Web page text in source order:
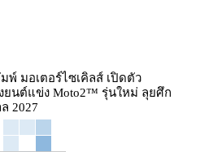
พ์ มอเตอร์ไซเคิลส์ เปิดตัว
ยนต์แข่ง Moto2™ รุ่นใหม่ ลุยศึก
2027